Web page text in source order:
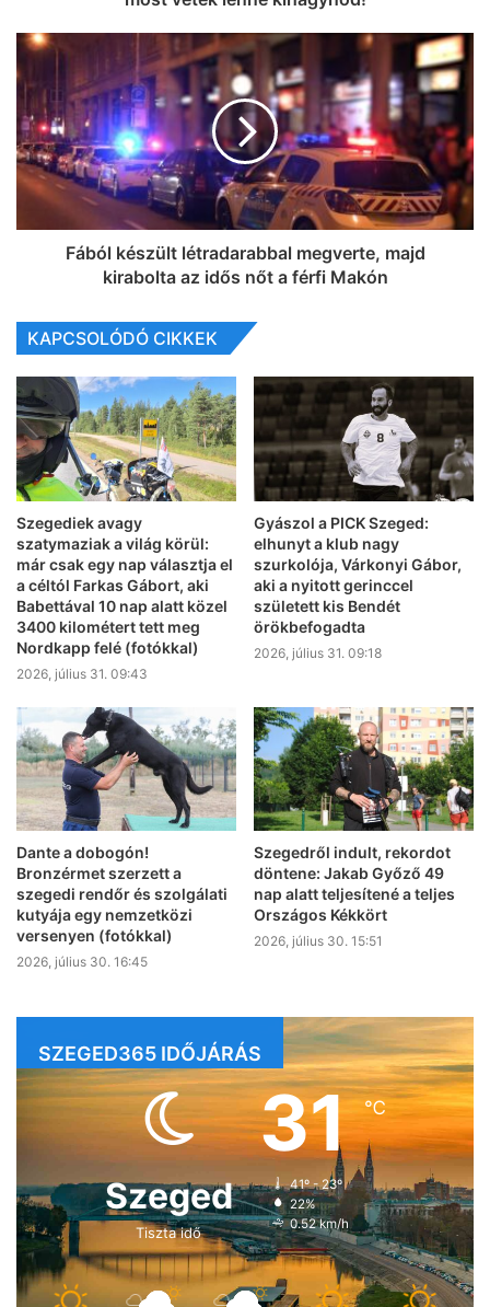
Fából készült létradarabbal megverte, majd
kirabolta az idős nőt a férfi Makón
KAPCSOLÓDÓ CIKKEK
Szegediek avagy
szatymaziak a világ körül:
már csak egy nap választja el
a céltól Farkas Gábort, aki
Babettával 10 nap alatt közel
3400 kilométert tett meg
Nordkapp felé (fotókkal)
2026, július 31. 09:43
Gyászol a PICK Szeged:
elhunyt a klub nagy
szurkolója, Várkonyi Gábor,
aki a nyitott gerinccel
született kis Bendét
örökbefogadta
2026, július 31. 09:18
Dante a dobogón!
Bronzérmet szerzett a
szegedi rendőr és szolgálati
kutyája egy nemzetközi
versenyen (fotókkal)
2026, július 30. 16:45
Szegedről indult, rekordot
döntene: Jakab Győző 49
nap alatt teljesítené a teljes
Országos Kékkört
2026, július 30. 15:51
SZEGED365 IDŐJÁRÁS
Szeged
Tiszta idő
31℃
41º - 23º
22%
0.52 km/h